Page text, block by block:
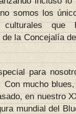
somos los
culturales que
la Concejalía
para
Con mucho
en nuestro
mundial del